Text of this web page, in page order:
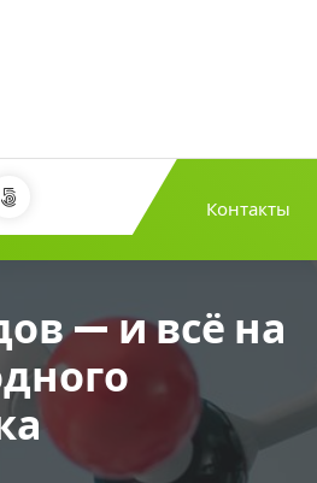
Контакты
— и всё на